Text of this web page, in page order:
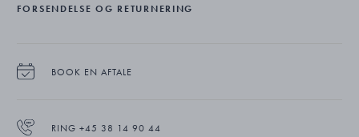
FORSENDELSE OG RETURNERING
BOOK EN AFTALE
RING +45 38 14 90 44